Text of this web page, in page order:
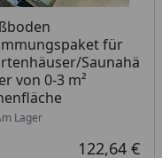
für
Saunahä
von 0-3 m²
am Lager
Lager
122,64 €